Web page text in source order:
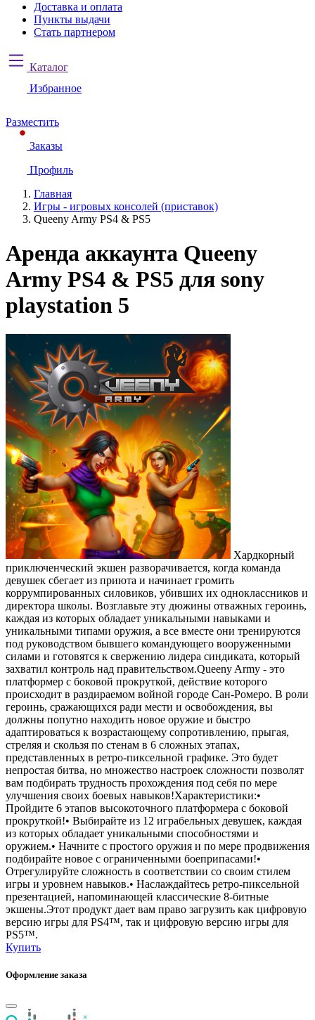
Доставка и оплата
Пункты выдачи
Стать партнером
Каталог
Избранное
Разместить
Заказы
Профиль
Главная
Игры - игровых консолей (приставок)
Queeny Army PS4 & PS5
Аренда аккаунта Queeny
Army PS4 & PS5 для sony
playstation 5
Хардкорный
приключенческий экшен разворачивается, когда команда
девушек сбегает из приюта и начинает громить
коррумпированных силовиков, убивших их одноклассников и
директора школы. Возглавьте эту дюжины отважных героинь,
каждая из которых обладает уникальными навыками и
уникальными типами оружия, а все вместе они тренируются
под руководством бывшего командующего вооруженными
силами и готовятся к свержению лидера синдиката, который
захватил контроль над правительством.Queeny Army - это
платформер с боковой прокруткой, действие которого
происходит в раздираемом войной городе Сан-Ромеро. В роли
героинь, сражающихся ради мести и освобождения, вы
должны попутно находить новое оружие и быстро
адаптироваться к возрастающему сопротивлению, прыгая,
стреляя и скользя по стенам в 6 сложных этапах,
представленных в ретро-пиксельной графике. Это будет
непростая битва, но множество настроек сложности позволят
вам подбирать трудность прохождения под себя по мере
улучшения своих боевых навыков!Характеристики:•
Пройдите 6 этапов высокоточного платформера с боковой
прокруткой!• Выбирайте из 12 играбельных девушек, каждая
из которых обладает уникальными способностями и
оружием.• Начните с простого оружия и по мере продвижения
подбирайте новое с ограниченными боеприпасами!•
Отрегулируйте сложность в соответствии со своим стилем
игры и уровнем навыков.• Наслаждайтесь ретро-пиксельной
презентацией, напоминающей классические 8-битные
экшены.Этот продукт дает вам право загрузить как цифровую
версию игры для PS4™, так и цифровую версию игры для
PS5™.
Купить
Оформление заказа